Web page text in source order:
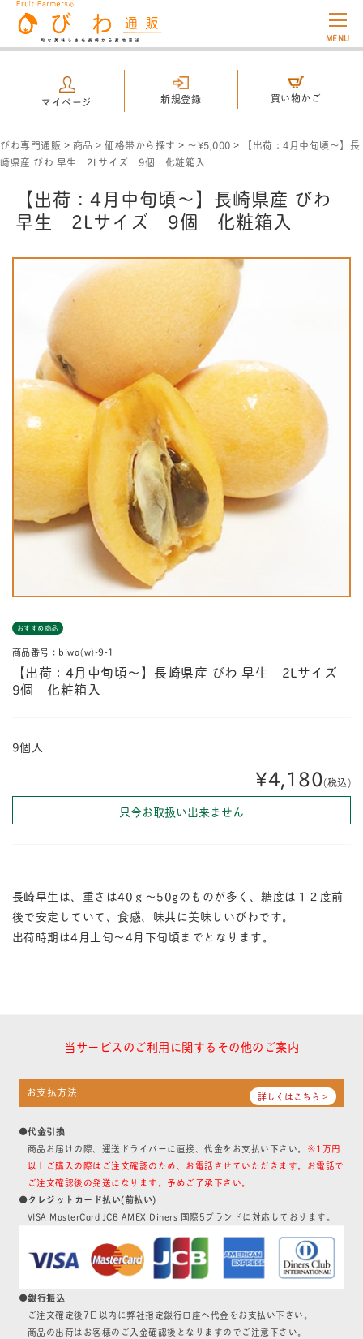
MENU
マイページ 新規登録 買い物かご
びわ専門通販 > 商品 > 価格帯から探す > ～¥5,000 >
【出荷：4月中旬頃～】長
崎県産 びわ 早生 2Lサイズ 9個 化粧箱入
【出荷：4月中旬頃～】長崎県産 びわ
早生 2Lサイズ 9個 化粧箱入
おすすめ商品
商品番号：biwa(w)-9-1
【出荷：4月中旬頃～】長崎県産 びわ 早生 2Lサイズ
9個 化粧箱入
9個入
¥4,180(税込)
只今お取扱い出来ません
長崎早生は、重さは40ｇ～50gのものが多く、糖度は１２度前
後で安定していて、食感、味共に美味しいびわです。
出荷時期は4月上旬～4月下旬頃までとなります。
当サービスのご利用に関するその他のご案内
お支払方法 詳しくはこちら >
●代金引換
商品お届けの際、運送ドライバーに直接、代金をお支払い下さい。 ※1万円
以上ご購入の際はご注文確認のため、お電話させていただきます。お電話で
ご注文確認後の発送になります。予めご了承下さい。
●クレジットカード払い(前払い)
VISA MasterCard JCB AMEX Diners 国際5ブランドに対応しております。
●銀行振込
ご注文確定後7日以内に弊社指定銀行口座へ代金をお支払い下さい。
商品の出荷はお客様のご入金確認後となりますのでご注意下さい。